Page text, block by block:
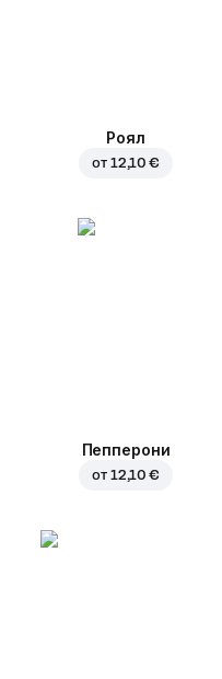
Роял
от 12,10 €
Пепперони
от 12,10 €